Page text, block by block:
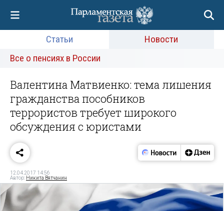
Статьи
Новости
Все о пенсиях в России
Валентина Матвиенко: тема лишения
гражданства пособников
террористов требует широкого
обсуждения с юристами
12.04.2017 14:56
Автор: Никита Вятчанин